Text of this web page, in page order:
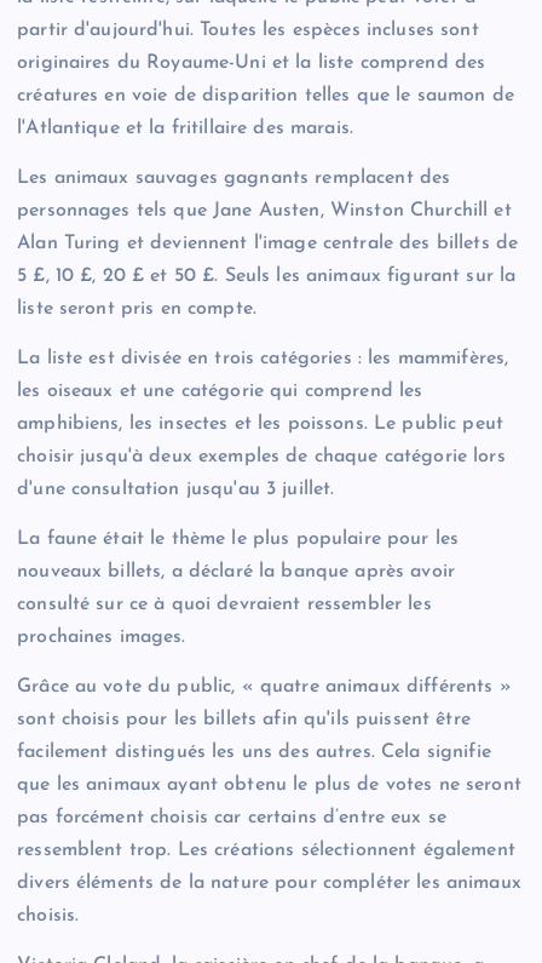
partir d'aujourd'hui. Toutes les espèces incluses sont
originaires du Royaume-Uni et la liste comprend des
créatures en voie de disparition telles que le saumon de
l'Atlantique et la fritillaire des marais.
Les animaux sauvages gagnants remplacent des
personnages tels que Jane Austen, Winston Churchill et
Alan Turing et deviennent l'image centrale des billets de
5 £, 10 £, 20 £ et 50 £. Seuls les animaux figurant sur la
liste seront pris en compte.
La liste est divisée en trois catégories : les mammifères,
les oiseaux et une catégorie qui comprend les
amphibiens, les insectes et les poissons. Le public peut
choisir jusqu'à deux exemples de chaque catégorie lors
d'une consultation jusqu'au 3 juillet.
La faune était le thème le plus populaire pour les
nouveaux billets, a déclaré la banque après avoir
consulté sur ce à quoi devraient ressembler les
prochaines images.
Grâce au vote du public, « quatre animaux différents »
sont choisis pour les billets afin qu'ils puissent être
facilement distingués les uns des autres. Cela signifie
que les animaux ayant obtenu le plus de votes ne seront
pas forcément choisis car certains d’entre eux se
ressemblent trop. Les créations sélectionnent également
divers éléments de la nature pour compléter les animaux
choisis.